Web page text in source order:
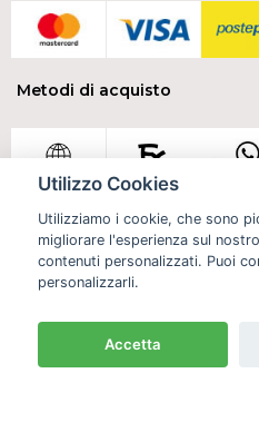
Filtra
Metodi di acquisto
Grossista forniture
Chanteclair sgrassatore e
Cookie Policy
Utilizzo Cookies
Utilizziamo i cookie, che sono
migliorare l'esperienza sul
contenuti personalizzati. Puoi
personalizzarli.
Accetta